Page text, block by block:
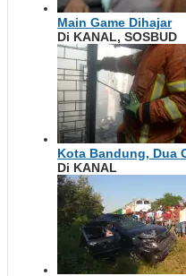
Main Game Dihajar
Di KANAL, SOSBUD
Kota Bandung, Dua
Di KANAL